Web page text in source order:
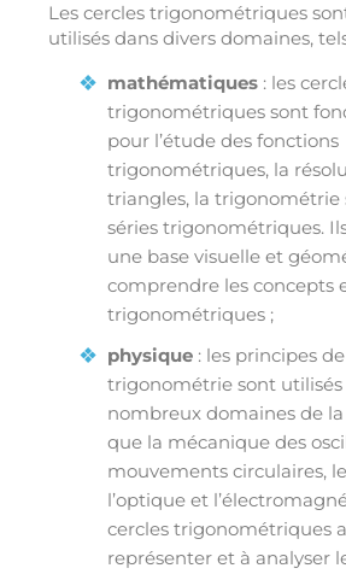
Les cercles trigonométriques
utilisés dans divers domaines,
mathématiques : les
trigonométriques sont
pour l’étude des fonctions
trigonométriques, la
triangles, la trigonométrie
séries trigonométriques.
une base visuelle et
comprendre les concepts
trigonométriques ;
physique : les principes
trigonométrie sont utilisés
nombreux domaines de
que la mécanique des
mouvements circulaires,
l’optique et
cercles trigonométriques
représenter et à analyser